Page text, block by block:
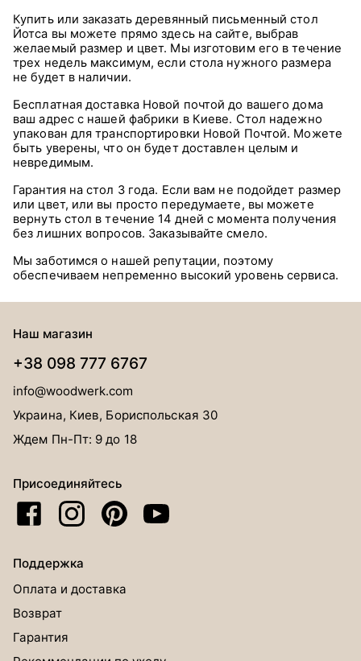
Купить или заказать деревянный письменный стол
Йотса вы можете прямо здесь на сайте, выбрав
желаемый размер и цвет. Мы изготовим его в течение
трех недель максимум, если стола нужного размера
не будет в наличии.
Бесплатная доставка Новой почтой до вашего дома
ваш адрес с нашей фабрики в Киеве. Стол надежно
упакован для транспортировки Новой Почтой. Можете
быть уверены, что он будет доставлен целым и
невредимым.
Гарантия на стол 3 года. Если вам не подойдет размер
или цвет, или вы просто передумаете, вы можете
вернуть стол в течение 14 дней с момента получения
без лишних вопросов. Заказывайте смело.
Мы заботимся о нашей репутации, поэтому
обеспечиваем непременно высокий уровень сервиса.
Наш магазин
+38 098 777 6767
info@woodwerk.com
Украина, Киев, Бориспольская 30
Ждем Пн-Пт: 9 до 18
Присоединяйтесь
Поддержка
Оплата и доставка
Возврат
Гарантия